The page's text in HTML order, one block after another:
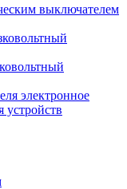
выключателем
электронное